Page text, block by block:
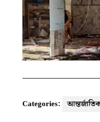
Categories: